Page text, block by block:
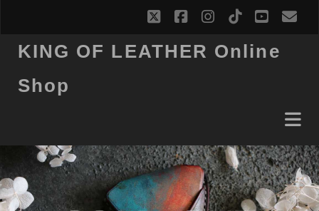
twitterfacebookinstagram
tiktok
KING OF LEATHER Online
Shop